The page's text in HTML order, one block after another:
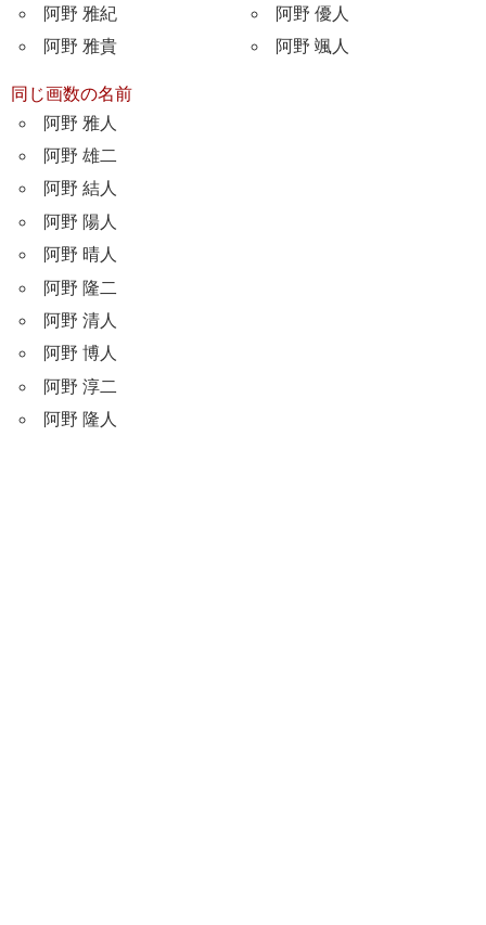
阿野 雅紀
阿野 雅貴
阿野 優人
阿野 颯人
同じ画数の名前
阿野 雅人
阿野 雄二
阿野 結人
阿野 陽人
阿野 晴人
阿野 隆二
阿野 清人
阿野 博人
阿野 淳二
阿野 隆人